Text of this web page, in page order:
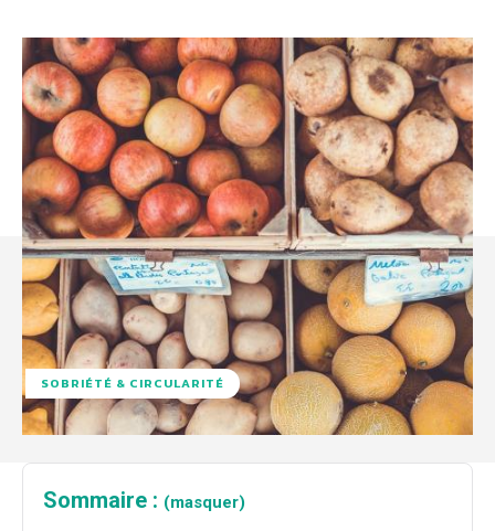
SOBRIÉTÉ & CIRCULARITÉ
Sommaire : (masquer)